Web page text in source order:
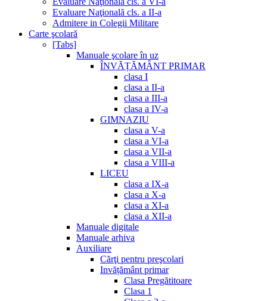
Evaluare Naţională cls. a II-a
Admitere in Colegii Militare
Carte şcolară
[Tabs]
Manuale şcolare în uz
ÎNVĂȚĂMÂNT PRIMAR
clasa I
clasa a II-a
clasa a III-a
clasa a IV-a
GIMNAZIU
clasa a V-a
clasa a VI-a
clasa a VII-a
clasa a VIII-a
LICEU
clasa a IX-a
clasa a X-a
clasa a XI-a
clasa a XII-a
Manuale digitale
Manuale arhiva
Auxiliare
Cărţi pentru preşcolari
Invățământ primar
Clasa Pregătitoare
Clasa 1